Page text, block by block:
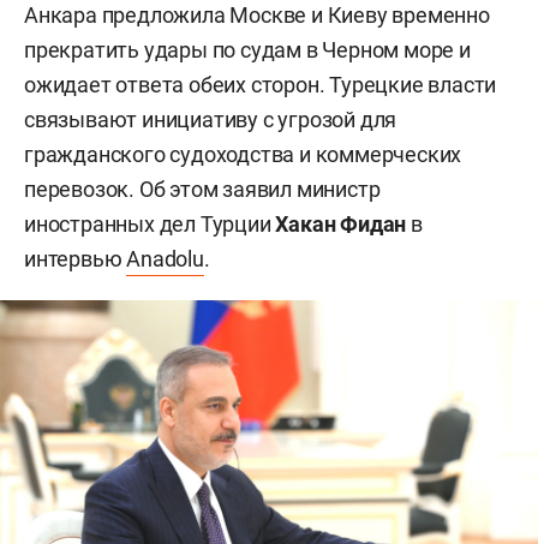
Анкара предложила Москве и Киеву временно
прекратить удары по судам в Черном море и
ожидает ответа обеих сторон. Турецкие власти
связывают инициативу с угрозой для
гражданского судоходства и коммерческих
перевозок. Об этом заявил министр
иностранных дел ТурцииХакан Фидан в
интервьюAnadolu.